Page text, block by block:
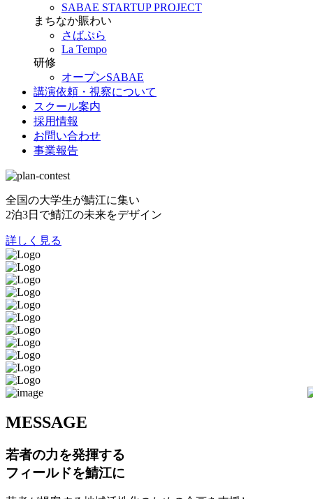
SABAE STARTUP PROJECT
まちなか賑わい
さばぷら
La Tempo
研修
オープンSABAE
講演依頼・視察について
スクール案内
採用情報
お問い合わせ
事業報告
全国の大学生が鯖江に集い
2泊3日で鯖江の未来をデザイン
詳しく見る
MESSAGE
若者の力を発揮する
フィールドを鯖江に